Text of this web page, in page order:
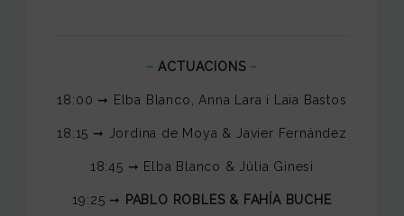
– ACTUACIONS –
18:00 ➞ Elba Blanco, Anna Lara i Laia Bastos
18:15 ➞ Jordina de Moya & Javier Fernández
18:45 ➞ Elba Blanco & Júlia Ginesi
19:25 ➞ PABLO ROBLES & FAHÍA BUCHE